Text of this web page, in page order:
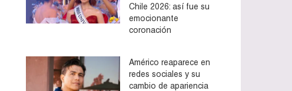
Chile 2026: así fue su
emocionante
coronación
Américo reaparece en
redes sociales y su
cambio de apariencia